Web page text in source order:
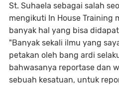
St. Suhaela sebagai salah
mengikuti In House Training
banyak hal yang bisa
"Banyak sekali ilmu yang
petakan oleh bang ardi
bahwasanya reportase dan
sebuah kesatuan, untuk